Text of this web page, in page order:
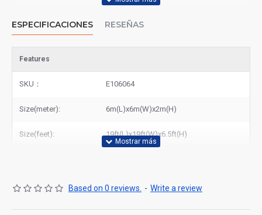
ESPECIFICACIONES RESEÑAS
Features
SKU： E106064
Size(meter): 6m(L)x6m(W)x2m(H)
Size(feet): 19ft(L)x19ft(W)x6.5ft(H)
Based on 0 reviews. - Write a review